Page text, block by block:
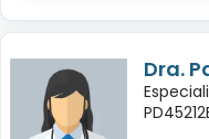
Dra.